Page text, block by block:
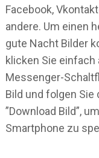
Facebook,
andere. Um einen
gute Nacht Bilder
klicken Sie einfach
Messenger-
Bild und folgen Sie
”Download Bild”,
Smartphone zu